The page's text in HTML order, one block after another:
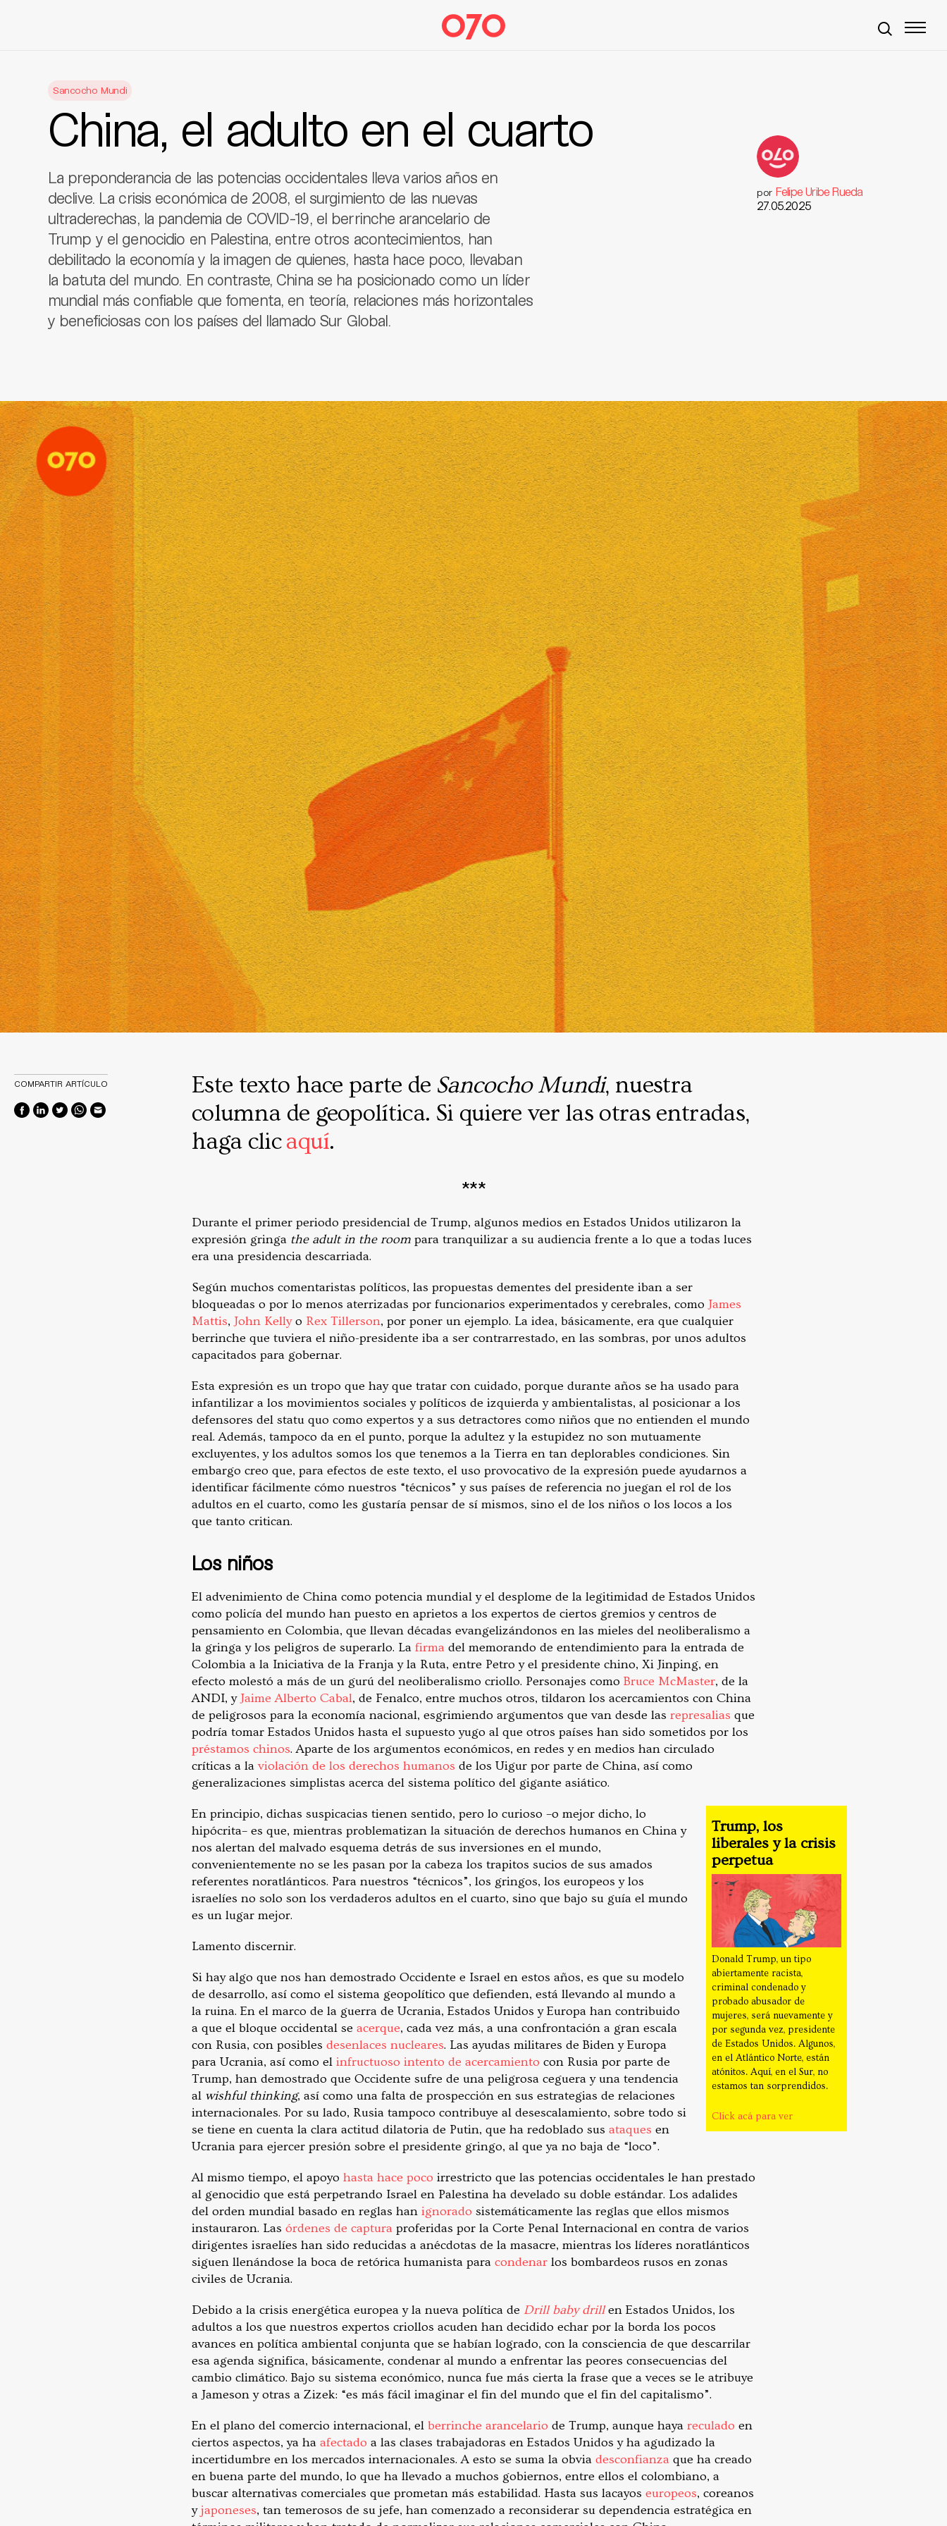
Sancocho Mundi
China, el adulto en el cuarto
La preponderancia de las potencias occidentales lleva varios años en
declive. La crisis económica de 2008, el surgimiento de las nuevas
ultraderechas, la pandemia de COVID-19, el berrinche arancelario de
Trump y el genocidio en Palestina, entre otros acontecimientos, han
debilitado la economía y la imagen de quienes, hasta hace poco, llevaban
la batuta del mundo. En contraste, China se ha posicionado como un líder
mundial más confiable que fomenta, en teoría, relaciones más horizontales
y beneficiosas con los países del llamado Sur Global.
por Felipe Uribe Rueda
27.05.2025
Este texto hace parte de Sancocho Mundi, nuestra
columna de geopolítica. Si quiere ver las otras entradas,
haga clicaquí.
***
Durante el primer periodo presidencial de Trump, algunos medios en Estados Unidos utilizaron la
expresión gringa the adult in the room para tranquilizar a su audiencia frente a lo que a todas luces
era una presidencia descarriada.
Según muchos comentaristas políticos, las propuestas dementes del presidente iban a ser
bloqueadas o por lo menos aterrizadas por funcionarios experimentados y cerebrales, como James
Mattis, John Kellyo Rex Tillerson, por poner un ejemplo. La idea, básicamente, era que cualquier
berrinche que tuviera el niño-presidente iba a ser contrarrestado, en las sombras, por unos adultos
capacitados para gobernar.
Esta expresión es un tropo que hay que tratar con cuidado, porque durante años se ha usado para
infantilizar a los movimientos sociales y políticos de izquierda y ambientalistas, al posicionar a los
defensores del statu quo como expertos y a sus detractores como niños que no entienden el mundo
real. Además, tampoco da en el punto, porque la adultez y la estupidez no son mutuamente
excluyentes, y los adultos somos los que tenemos a la Tierra en tan deplorables condiciones. Sin
embargo creo que, para efectos de este texto, el uso provocativo de la expresión puede ayudarnos a
identificar fácilmente cómo nuestros “técnicos” y sus países de referencia no juegan el rol de los
adultos en el cuarto, como les gustaría pensar de sí mismos, sino el de los niños o los locos a los
que tanto critican.
Los niños
El advenimiento de China como potencia mundial y el desplome de la legitimidad de Estados Unidos
como policía del mundo han puesto en aprietos a los expertos de ciertos gremios y centros de
pensamiento en Colombia, que llevan décadas evangelizándonos en las mieles del neoliberalismo a
la gringa y los peligros de superarlo. La firma del memorando de entendimiento para la entrada de
Colombia a la Iniciativa de la Franja y la Ruta, entre Petro y el presidente chino, Xi Jinping, en
efecto molestó a más de un gurú del neoliberalismo criollo. Personajes como Bruce McMaster, de la
ANDI, y Jaime Alberto Cabal, de Fenalco, entre muchos otros, tildaron los acercamientos con China
de peligrosos para la economía nacional, esgrimiendo argumentos que van desde las represalias que
podría tomar Estados Unidos hasta el supuesto yugo al que otros países han sido sometidos por los
préstamos chinos. Aparte de los argumentos económicos, en redes y en medios han circulado
críticas a la violación de los derechos humanos de los Uigur por parte de China, así como
generalizaciones simplistas acerca del sistema político del gigante asiático.
Trump, los
liberales y la crisis
perpetua
Donald Trump, un tipo
abiertamente racista,
criminal condenado y
probado abusador de
mujeres, será nuevamente y
por segunda vez, presidente
de Estados Unidos. Algunos,
en el Atlántico Norte, están
atónitos. Aquí, en el Sur, no
estamos tan sorprendidos.
Click acá para ver
En principio, dichas suspicacias tienen sentido, pero lo curioso –o mejor dicho, lo
hipócrita– es que, mientras problematizan la situación de derechos humanos en China y
nos alertan del malvado esquema detrás de sus inversiones en el mundo,
convenientemente no se les pasan por la cabeza los trapitos sucios de sus amados
referentes noratlánticos. Para nuestros “técnicos”, los gringos, los europeos y los
israelíes no solo son los verdaderos adultos en el cuarto, sino que bajo su guía el mundo
es un lugar mejor.
Lamento discernir.
Si hay algo que nos han demostrado Occidente e Israel en estos años, es que su modelo
de desarrollo, así como el sistema geopolítico que defienden, está llevando al mundo a
la ruina. En el marco de la guerra de Ucrania, Estados Unidos y Europa han contribuido
a que el bloque occidental se acerque, cada vez más, a una confrontación a gran escala
con Rusia, con posibles desenlaces nucleares. Las ayudas militares de Biden y Europa
para Ucrania, así como el infructuoso intento de acercamiento con Rusia por parte de
Trump, han demostrado que Occidente sufre de una peligrosa ceguera y una tendencia
al wishful thinking, así como una falta de prospección en sus estrategias de relaciones
internacionales. Por su lado, Rusia tampoco contribuye al desescalamiento, sobre todo si
se tiene en cuenta la clara actitud dilatoria de Putin, que ha redoblado sus ataques en
Ucrania para ejercer presión sobre el presidente gringo, al que ya no baja de “loco”.
Al mismo tiempo, el apoyo hasta hace poco irrestricto que las potencias occidentales le han prestado
al genocidio que está perpetrando Israel en Palestina ha develado su doble estándar. Los adalides
del orden mundial basado en reglas han ignorado sistemáticamente las reglas que ellos mismos
instauraron. Las órdenes de captura proferidas por la Corte Penal Internacional en contra de varios
dirigentes israelíes han sido reducidas a anécdotas de la masacre, mientras los líderes noratlánticos
siguen llenándose la boca de retórica humanista para condenar los bombardeos rusos en zonas
civiles de Ucrania.
Debido a la crisis energética europea y la nueva política de Drill baby drill en Estados Unidos, los
adultos a los que nuestros expertos criollos acuden han decidido echar por la borda los pocos
avances en política ambiental conjunta que se habían logrado, con la consciencia de que descarrilar
esa agenda significa, básicamente, condenar al mundo a enfrentar las peores consecuencias del
cambio climático. Bajo su sistema económico, nunca fue más cierta la frase que a veces se le atribuye
a Jameson y otras a Zizek: “es más fácil imaginar el fin del mundo que el fin del capitalismo”.
En el plano del comercio internacional, el berrinche arancelario de Trump, aunque haya reculado en
ciertos aspectos, ya ha afectado a las clases trabajadoras en Estados Unidos y ha agudizado la
incertidumbre en los mercados internacionales. A esto se suma la obvia desconfianza que ha creado
en buena parte del mundo, lo que ha llevado a muchos gobiernos, entre ellos el colombiano, a
buscar alternativas comerciales que prometan más estabilidad. Hasta sus lacayos europeos, coreanos
yjaponeses, tan temerosos de su jefe, han comenzado a reconsiderar su dependencia estratégica en
COMPARTIR ARTÍCULO